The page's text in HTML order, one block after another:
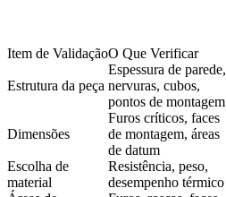
Item de ValidaçãoO Que Verificar
Estrutura da peça
Espessura de parede,
nervuras, cubos,
pontos de montagem
Dimensões
Furos críticos, faces
de montagem, áreas
de datum
Escolha de
material
Resistência, peso,
desempenho térmico